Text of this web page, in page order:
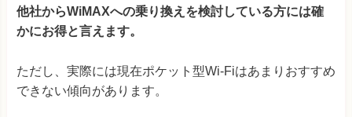
他社からWiMAXへの乗り換えを検討している方には確
かにお得と言えます。
ただし、実際には現在ポケット型Wi-Fiはあまりおすすめ
できない傾向があります。